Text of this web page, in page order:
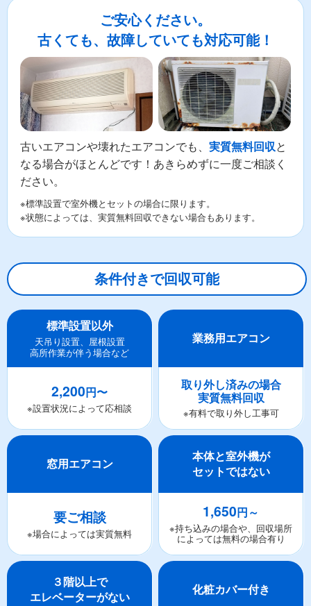
ご安心ください。
古くても、故障していても対応可能！
古いエアコンや壊れたエアコンでも、 実質無料回収と
なる場合がほとんどです！あきらめずに一度ご相談く
ださい。
※標準設置で室外機とセットの場合に限ります。
※状態によっては、実質無料回収できない場合もあります。
条件付きで回収可能
標準設置以外
天吊り設置、屋根設置
高所作業が伴う場合など
2,200円〜
※設置状況によって応相談
業務用エアコン
取り外し済みの場合
実質無料回収
※有料で取り外し工事可
窓用エアコン
要ご相談
※場合によっては実質無料
本体と室外機が
セットではない
1,650円～
※持ち込みの場合や、回収場所
によっては無料の場合有り
３階以上で
エレベーターがない
化粧カバー付き